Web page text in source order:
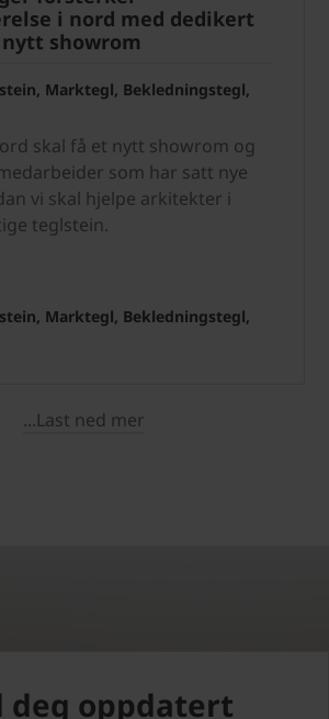
i nord med dedikert
showrom
Marktegl, Bekledningstegl,
skal få et nytt showrom og
som har satt nye
vi skal hjelpe arkitekter i
teglstein.
Marktegl, Bekledningstegl,
...Last ned mer
deg oppdatert